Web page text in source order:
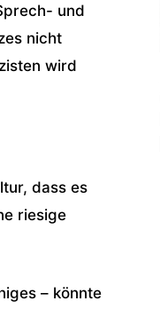
und
nicht
wird
dass es
riesige
– könnte